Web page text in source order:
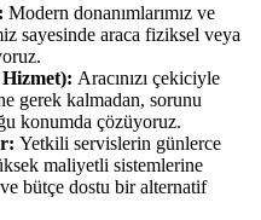
Modern donanımlarımız ve
sayesinde araca fiziksel veya
Aracınızı çekiciyle
gerek kalmadan, sorunu
konumda çözüyoruz.
Yetkili servislerin günlerce
maliyetli sistemlerine
bütçe dostu bir alternatif